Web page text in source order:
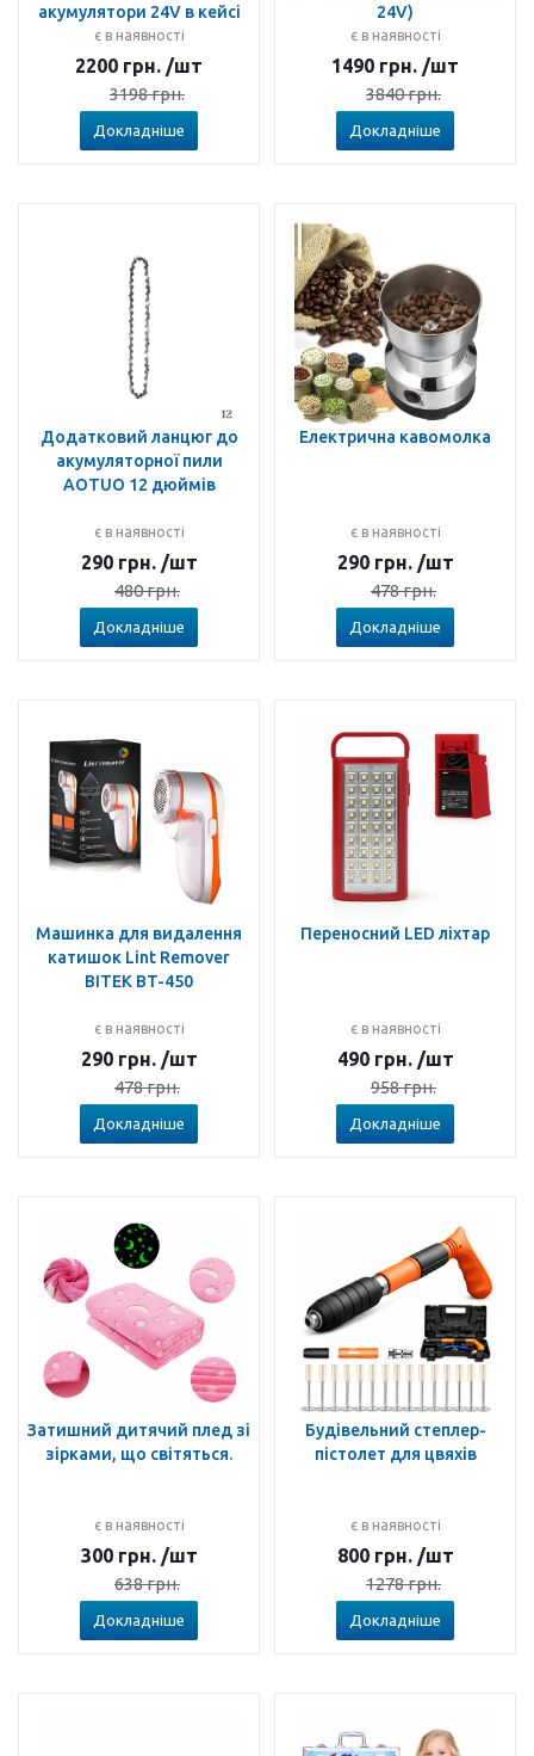
акумулятори 24V в кейсі
є в наявності
2200 грн. /шт
3198грн.
Докладніше
24V)
є в наявності
1490 грн. /шт
3840грн.
Докладніше
Додатковий ланцюг до
акумуляторної пили
AOTUO 12 дюймів
є в наявності
290 грн. /шт
480грн.
Докладніше
Електрична кавомолка
є в наявності
290 грн. /шт
478грн.
Докладніше
Машинка для видалення
катишок Lint Remover
BITEK BT-450
є в наявності
290 грн. /шт
478грн.
Докладніше
Переносний LED ліхтар
є в наявності
490 грн. /шт
958грн.
Докладніше
Затишний дитячий плед зі
зірками, що світяться.
є в наявності
300 грн. /шт
638грн.
Докладніше
Будівельний степлер-
пістолет для цвяхів
є в наявності
800 грн. /шт
1278грн.
Докладніше